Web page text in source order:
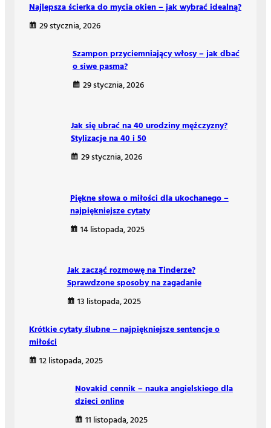
Najlepsza ścierka do mycia okien – jak wybrać idealną?
29 stycznia, 2026
Szampon przyciemniający włosy – jak dbać
o siwe pasma?
29 stycznia, 2026
Jak się ubrać na 40 urodziny mężczyzny?
Stylizacje na 40 i 50
29 stycznia, 2026
Piękne słowa o miłości dla ukochanego –
najpiękniejsze cytaty
14 listopada, 2025
Jak zacząć rozmowę na Tinderze?
Sprawdzone sposoby na zagadanie
13 listopada, 2025
Krótkie cytaty ślubne – najpiękniejsze sentencje o
miłości
12 listopada, 2025
Novakid cennik – nauka angielskiego dla
dzieci online
11 listopada, 2025